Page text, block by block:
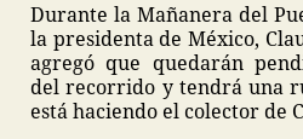
Durante la Mañanera del
la presidenta de México,
agregó que quedarán
del recorrido y tendrá una
está haciendo el colector de